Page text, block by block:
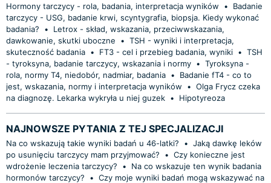
Hormony tarczycy - rola, badania, interpretacja wyników •
Badanie
tarczycy - USG, badanie krwi, scyntygrafia, biopsja. Kiedy wykonać
badania?
•
Letrox - skład, wskazania, przeciwwskazania,
dawkowanie, skutki uboczne
• TSH - wyniki i interpretacja,
skuteczność badania • FT3 - cel i przebieg badania, wyniki • TSH
- tyroksyna, badanie tarczycy, wskazania i normy • Tyroksyna -
rola, normy T4, niedobór, nadmiar, badania •
Badanie fT4 - co to
jest, wskazania, normy i interpretacja wyników
• Olga Frycz czeka
na diagnozę. Lekarka wykryła u niej guzek • Hipotyreoza
NAJNOWSZE PYTANIA Z TEJ SPECJALIZACJI
Na co wskazują takie wyniki badań u 46-latki? • Jaką dawkę leków
po usunięciu tarczycy mam przyjmować?
• Czy konieczne jest
wdrożenie leczenia tarczycy?
•
Na co wskazuje ten wynik badania
hormonów tarczycy?
• Czy moje wyniki badań mogą wskazywać na